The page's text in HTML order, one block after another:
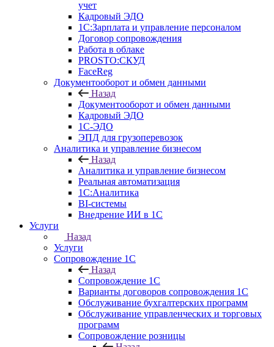
учет
Кадровый ЭДО
1С:Зарплата и управление персоналом
Договор сопровождения
Работа в облаке
PROSTO:СКУД
FaceReg
Документооборот и обмен данными
Назад
Документооборот и обмен данными
Кадровый ЭДО
1С-ЭДО
ЭПД для грузоперевозок
Аналитика и управление бизнесом
Назад
Аналитика и управление бизнесом
Реальная автоматизация
1С:Аналитика
BI-системы
Внедрение ИИ в 1С
Услуги
Назад
Услуги
Сопровождение 1С
Назад
Сопровождение 1С
Варианты договоров сопровождения 1С
Обслуживание бухгалтерских программ
Обслуживание управленческих и торговых
программ
Сопровождение розницы